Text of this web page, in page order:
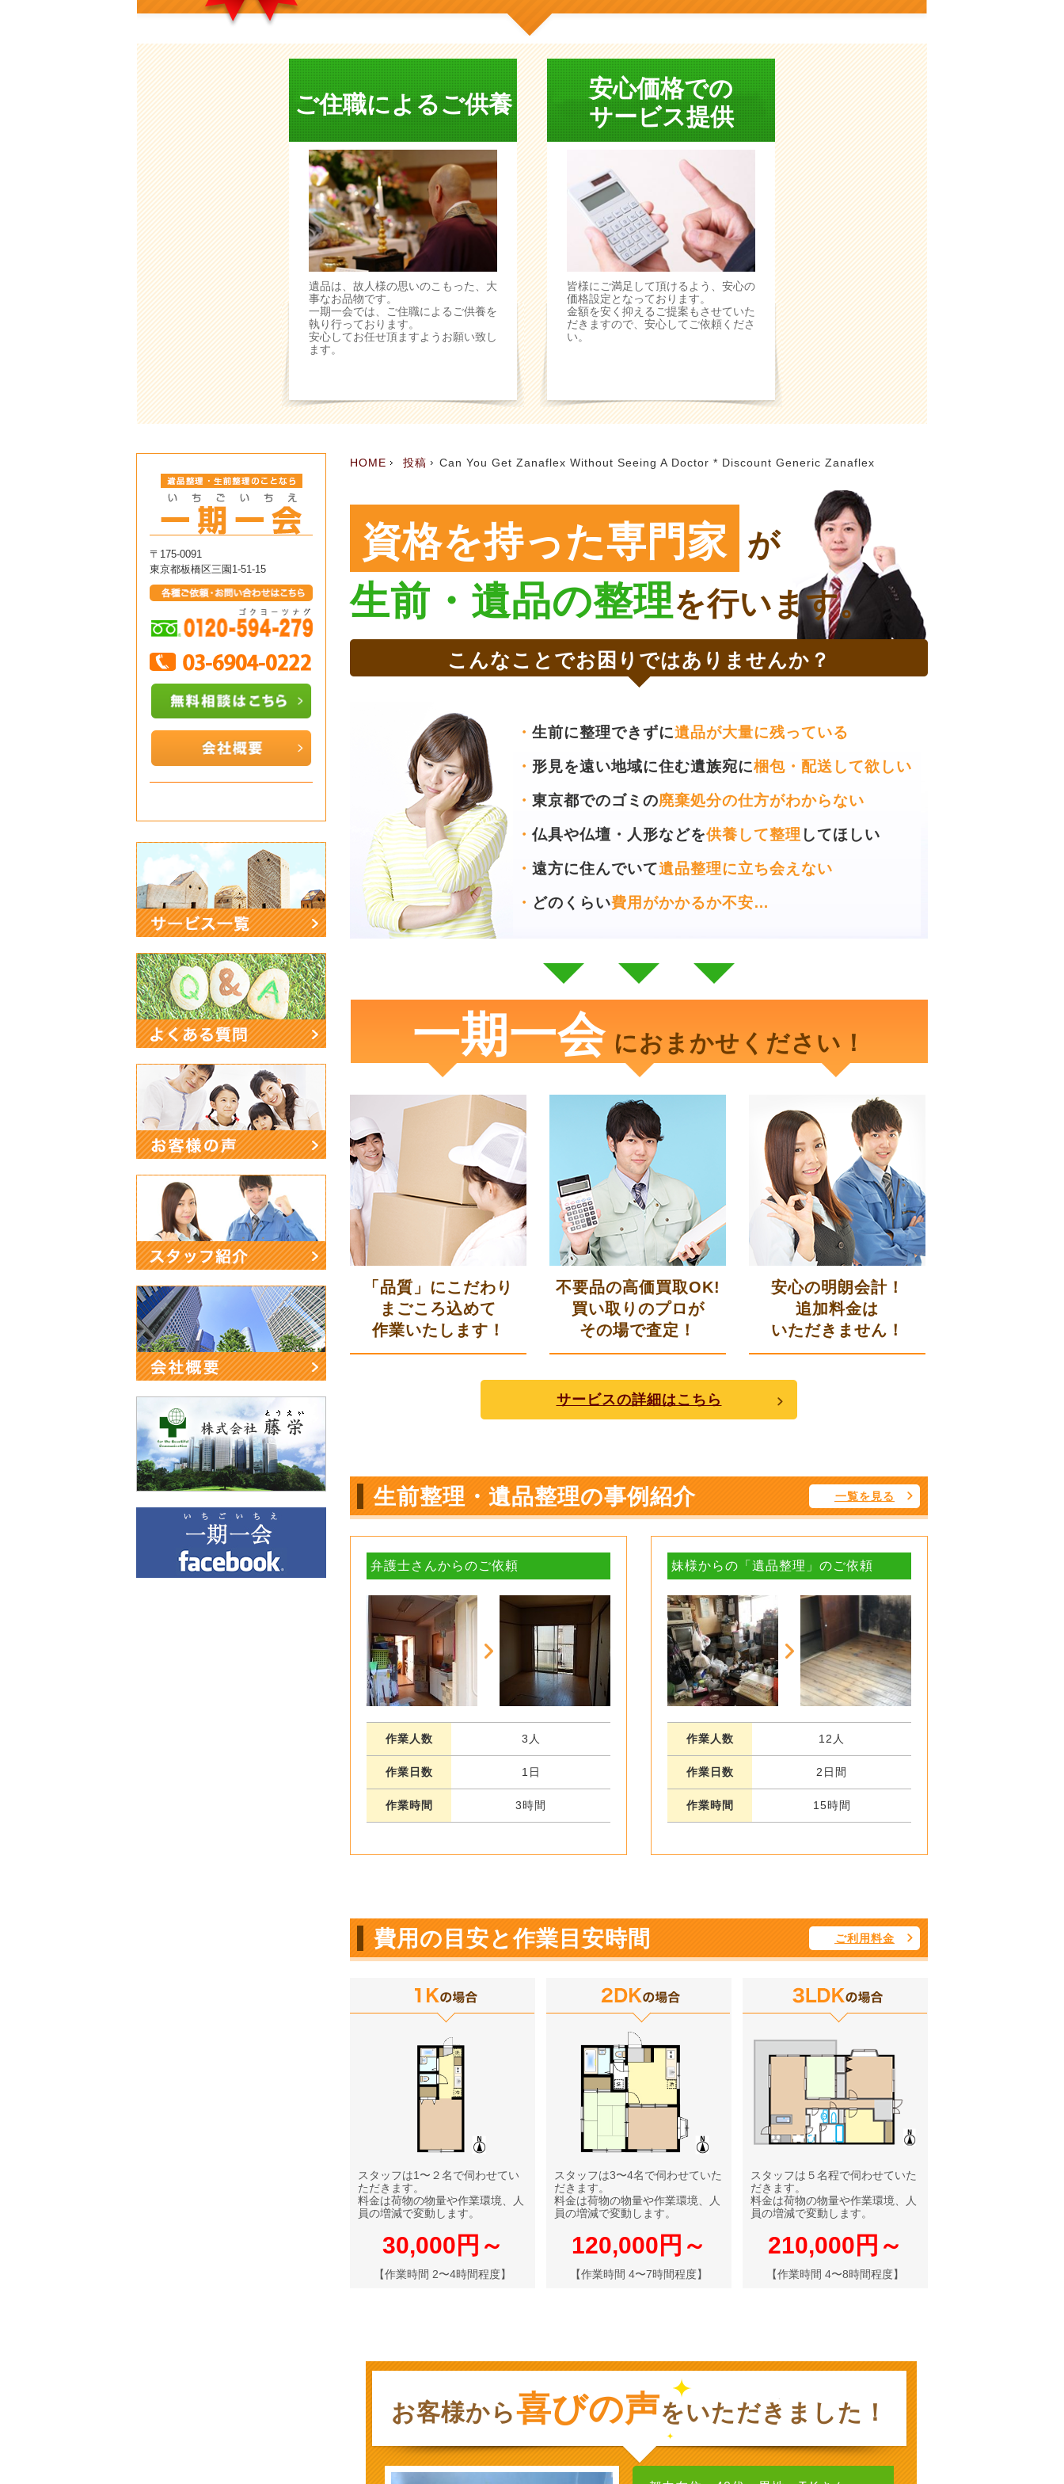
ご住職によるご供養
遺品は、故人様の思いのこもった、大
事なお品物です。
一期一会では、ご住職によるご供養を
執り行っております。
安心してお任せ頂ますようお願い致し
ます。
安心価格での
サービス提供
皆様にご満足して頂けるよう、安心の
価格設定となっております。
金額を安く抑えるご提案もさせていた
だきますので、安心してご依頼くださ
い。
〒175-0091
東京都板橋区三園1-51-15
HOME 投稿 Can You Get Zanaflex Without Seeing A Doctor * Discount Generic Zanaflex
資格を持った専門家 が
生前・遺品の整理を行います。
こんなことでお困りではありませんか？
・ 生前に整理できずに遺品が大量に残っている
・ 形見を遠い地域に住む遺族宛に梱包・配送して欲しい
・ 東京都でのゴミの廃棄処分の仕方がわからない
・仏具や仏壇・人形などを供養して整理 してほしい
・ 遠方に住んでいて遺品整理に立ち会えない
・ どのくらい費用がかかるか不安…
一期一会 におまかせください！
「品質」にこだわり
まごころ込めて
作業いたします！
不要品の高価買取OK!
買い取りのプロが
その場で査定！
安心の明朗会計！
追加料金は
いただきません！
サービスの詳細はこちら
生前整理・遺品整理の事例紹介 一覧を見る
弁護士さんからのご依頼
作業人数 3人
作業日数 1日
作業時間 3時間
妹様からの「遺品整理」のご依頼
作業人数 12人
作業日数 2日間
作業時間 15時間
費用の目安と作業目安時間 ご利用料金
スタッフは1〜２名で伺わせてい
ただきます。
料金は荷物の物量や作業環境、人
員の増減で変動します。
30,000円～
【作業時間 2〜4時間程度】
スタッフは3〜4名で伺わせていた
だきます。
料金は荷物の物量や作業環境、人
員の増減で変動します。
120,000円～
【作業時間 4〜7時間程度】
スタッフは５名程で伺わせていた
だきます。
料金は荷物の物量や作業環境、人
員の増減で変動します。
210,000円～
【作業時間 4〜8時間程度】
お客様から喜びの声をいただきました！